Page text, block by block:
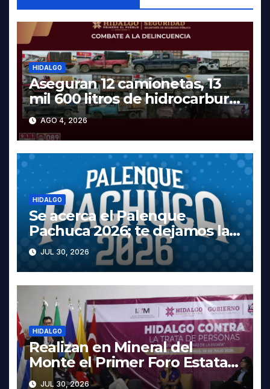
HIDALGO
Aseguran 12 camionetas, 13
mil 600 litros de hidrocarburo
y dos vehículos robados en
Tula
AGO 4, 2026
HIDALGO
Se acerca el Palenque
Pachuca 2026; te dejamos la
cartelera completa, las fechas
y los precios
JUL 30, 2026
HIDALGO
Realizan en Mineral del
Monte el Primer Foro Estatal
contra la Trata de Personas
JUL 30, 2026